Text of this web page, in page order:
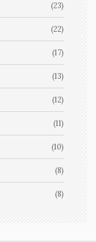
(23)
(22)
(17)
(13)
(12)
(11)
(10)
(8)
(8)